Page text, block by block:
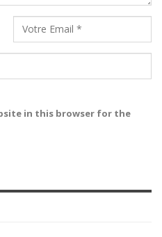
in this browser for the